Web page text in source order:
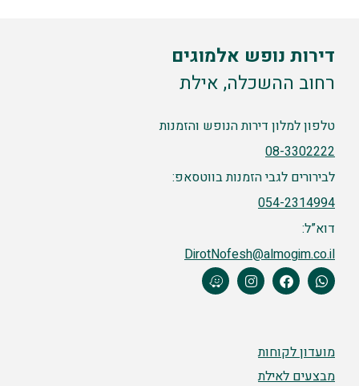
דירות נופש אלמוגים
רחוב ההשכלה, אילת
טלפון למלון דירות הנופש והזמנות
08-3302222
לבירורים לגבי הזמנות בווטסאפ:
054-2314994
דוא”ל:
DirotNofesh@almogim.co.il
מועדון לקוחות
מבצעים לאילת